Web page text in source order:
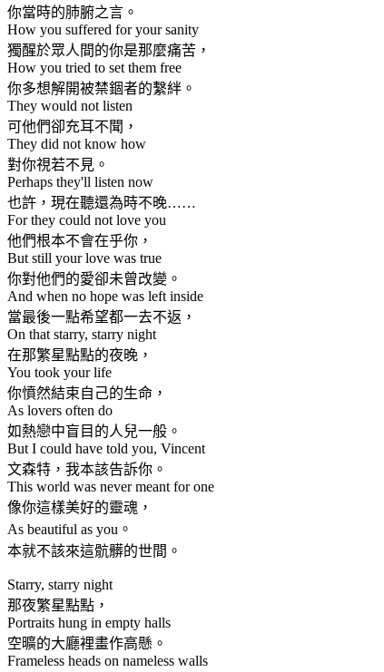
你當時的肺腑之言。
How you suffered for your sanity
獨醒於眾人間的你是那麼痛苦，
How you tried to set them free
你多想解開被禁錮者的繫絆。
They would not listen
可他們卻充耳不聞，
They did not know how
對你視若不見。
Perhaps they'll listen now
也許，現在聽還為時不晚……
For they could not love you
他們根本不會在乎你，
But still your love was true
你對他們的愛卻未曾改變。
And when no hope was left inside
當最後一點希望都一去不返，
On that starry, starry night
在那繁星點點的夜晚，
You took your life
你憤然結束自己的生命，
As lovers often do
如熱戀中盲目的人兒一般。
But I could have told you, Vincent
文森特，我本該告訴你。
This world was never meant for one
像你這樣美好的靈魂，
As beautiful as you。
本就不該來這骯髒的世間。
Starry, starry night
那夜繁星點點，
Portraits hung in empty halls
空曠的大廳裡畫作高懸。
Frameless heads on nameless walls